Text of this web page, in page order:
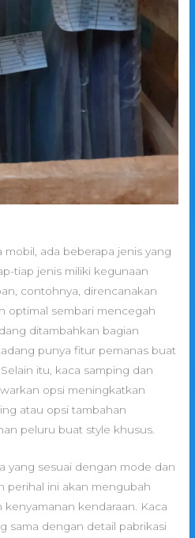
mobil, ada beberapa jenis yang
tiap jenis miliki kegunaan
contohnya, direncanakan
optimal sembari mencegah
ditambahkan bagian
punya fitur pemanas buat
itu, kaca samping dan
opsi meningkatkan
atau opsi tambahan
peluru buat style khusus.
yang sesuai dengan mode dan
perihal ini akan mengubah
kendaraan. Kaca
sama dengan detail pabrikasi